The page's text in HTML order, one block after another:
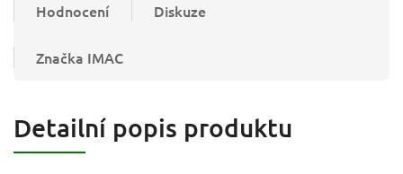
Hodnocení Diskuze
Značka IMAC
Detailní popis produktu